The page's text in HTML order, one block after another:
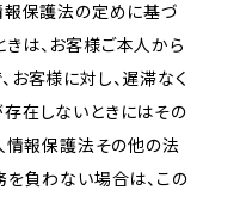
報保護法の定めに基づ
は、お客様ご本人から
お客様に対し、遅滞なく
在しないときにはその
情報保護法その他の法
を負わない場合は、この